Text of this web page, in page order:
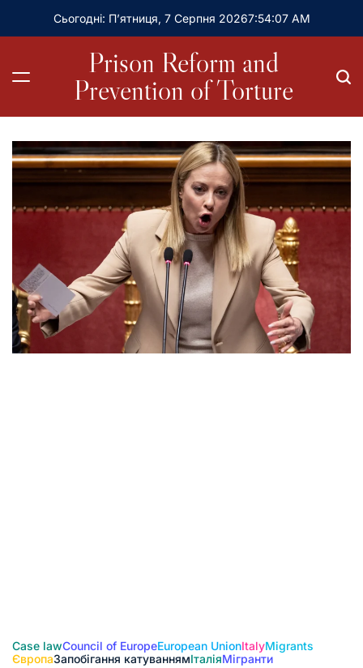
Сьогодні: П’ятниця, 7 Серпня 20267:54:08 AM
Prison Reform and
Prevention of Torture
Case lawCouncil of EuropeEuropean UnionItalyMigrants
ЄвропаЗапобігання катуваннямІталіяМігранти